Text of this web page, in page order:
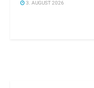
3. AUGUST 2026